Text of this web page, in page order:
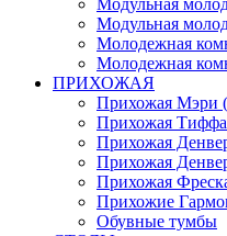
Модульная
Модульная
Молодежная
Молодежная
ПРИХОЖАЯ
Прихожая Мэри
Прихожая
Прихожая
Прихожая
Прихожая
Прихожие
Обувные тумбы